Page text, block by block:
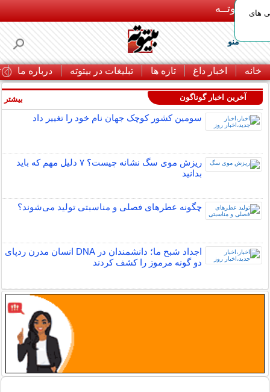
بـیتوتــه
منو
خانه اخبار داغ تازه ها تبلیغات در بیتوته درباره ما
های
آخرین اخبار گوناگون
سومین کشور کوچک جهان نام خود را تغییر داد
ریزش موی سگ نشانه چیست؟ ۷ دلیل مهم که باید
بدانید
چگونه عطرهای فصلی و مناسبتی تولید می‌شوند؟
اجداد شبح ما؛ دانشمندان در DNA انسان مدرن ردپای
دو گونه مرموز را کشف کردند
بیشتر